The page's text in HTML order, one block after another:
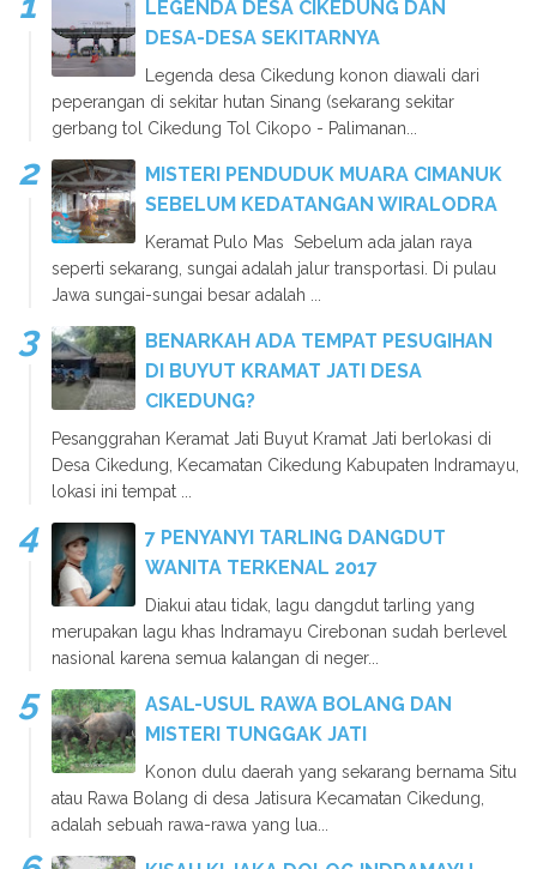
LEGENDA DESA CIKEDUNG DAN
DESA-DESA SEKITARNYA
Legenda desa Cikedung konon diawali dari
peperangan di sekitar hutan Sinang (sekarang sekitar
gerbang tol Cikedung Tol Cikopo - Palimanan...
MISTERI PENDUDUK MUARA CIMANUK
SEBELUM KEDATANGAN WIRALODRA
Keramat Pulo Mas Sebelum ada jalan raya
seperti sekarang, sungai adalah jalur transportasi. Di pulau
Jawa sungai-sungai besar adalah ...
BENARKAH ADA TEMPAT PESUGIHAN
DI BUYUT KRAMAT JATI DESA
CIKEDUNG?
Pesanggrahan Keramat Jati Buyut Kramat Jati berlokasi di
Desa Cikedung, Kecamatan Cikedung Kabupaten Indramayu,
lokasi ini tempat ...
7 PENYANYI TARLING DANGDUT
WANITA TERKENAL 2017
Diakui atau tidak, lagu dangdut tarling yang
merupakan lagu khas Indramayu Cirebonan sudah berlevel
nasional karena semua kalangan di neger...
ASAL-USUL RAWA BOLANG DAN
MISTERI TUNGGAK JATI
Konon dulu daerah yang sekarang bernama Situ
atau Rawa Bolang di desa Jatisura Kecamatan Cikedung,
adalah sebuah rawa-rawa yang lua...